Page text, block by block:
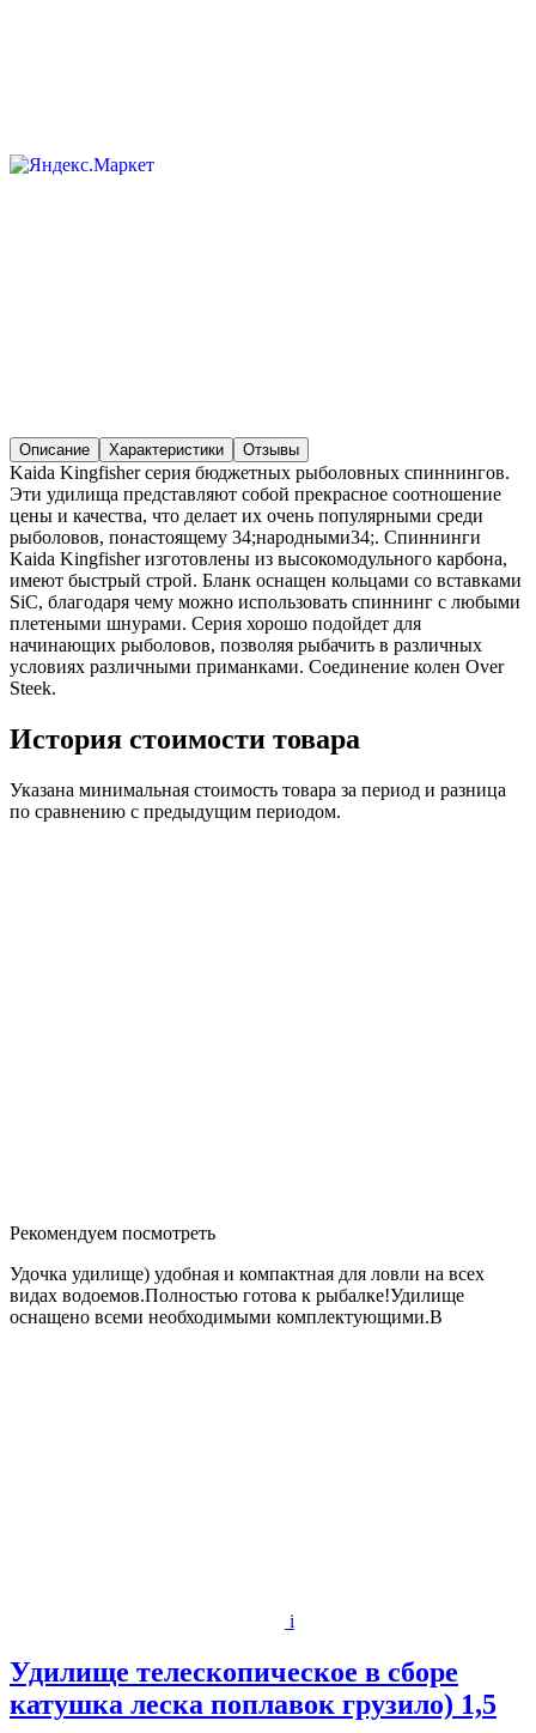
Описание Характеристики Отзывы
Kaida Kingfisher серия бюджетных рыболовных спиннингов.
Эти удилища представляют собой прекрасное соотношение
цены и качества, что делает их очень популярными среди
рыболовов, понастоящему 34;народными34;. Спиннинги
Kaida Kingfisher изготовлены из высокомодульного карбона,
имеют быстрый строй. Бланк оснащен кольцами со вставками
SiC, благодаря чему можно использовать спиннинг с любыми
плетеными шнурами. Серия хорошо подойдет для
начинающих рыболовов, позволяя рыбачить в различных
условиях различными приманками. Соединение колен Over
Steek.
История стоимости товара
Указана минимальная стоимость товара за период и разница
по сравнению с предыдущим периодом.
Рекомендуем посмотреть
Удочка удилище) удобная и компактная для ловли на всех
видах водоемов.Полностью готова к рыбалке!Удилище
оснащено всеми необходимыми комплектующими.В
i
Удилище телескопическое в сборе
катушка леска поплавок грузило) 1,5